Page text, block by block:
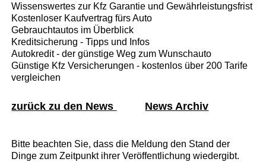
Wissenswertes zur Kfz Garantie und Gewährleistungsfrist
Kostenloser Kaufvertrag fürs Auto
Gebrauchtautos im Überblick
Kreditsicherung - Tipps und Infos
Autokredit - der günstige Weg zum Wunschauto
Günstige Kfz Versicherungen - kostenlos über 200 Tarife
vergleichen
zurück zu den News News Archiv
Bitte beachten Sie, dass die Meldung den Stand der
Dinge zum Zeitpunkt ihrer Veröffentlichung wiedergibt.